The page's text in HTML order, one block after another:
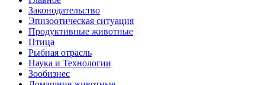
Законодательство
Эпизоотическая ситуация
Продуктивные животные
Птица
Рыбная отрасль
Наука и Технологии
Зообизнес